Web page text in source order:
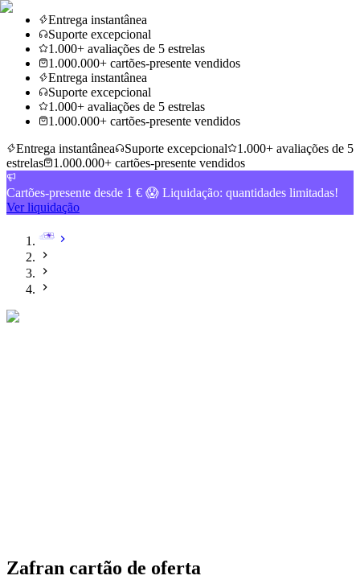
Entrega instantânea
Suporte excepcional
1.000+ avaliações de 5 estrelas
1.000.000+ cartões-presente vendidos
Entrega instantânea
Suporte excepcional
1.000+ avaliações de 5 estrelas
1.000.000+ cartões-presente vendidos
Entrega instantânea
Suporte excepcional
1.000+ avaliações de 5
estrelas
1.000.000+ cartões-presente vendidos
Cartões-presente desde 1 € 😱 Liquidação: quantidades limitadas!
Ver liquidação
Zafran cartão de oferta